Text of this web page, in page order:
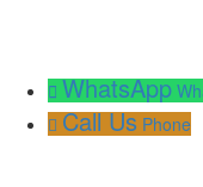
WhatsApp
Call Us Phone